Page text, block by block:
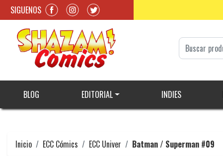
SIGUENOS
BLOG EDITORIAL INDIES
Inicio ECC Cómics ECC Univer Batman / Superman #09